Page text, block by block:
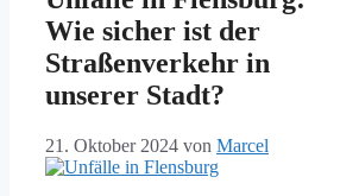
Wie sicher ist der
Straßenverkehr in
unserer Stadt?
21. Oktober 2024 von Marcel